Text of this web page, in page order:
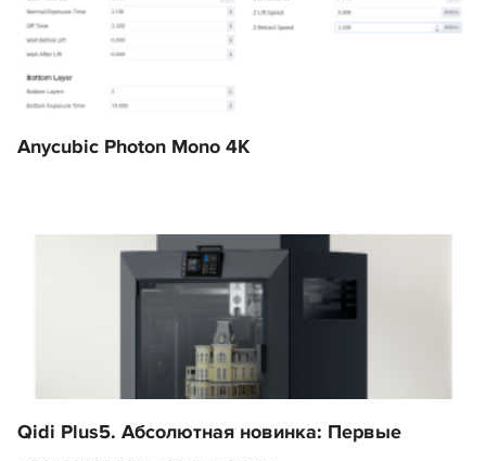
Anycubic Photon Mono 4K
Qidi Plus5. Абсолютная новинка: Первые